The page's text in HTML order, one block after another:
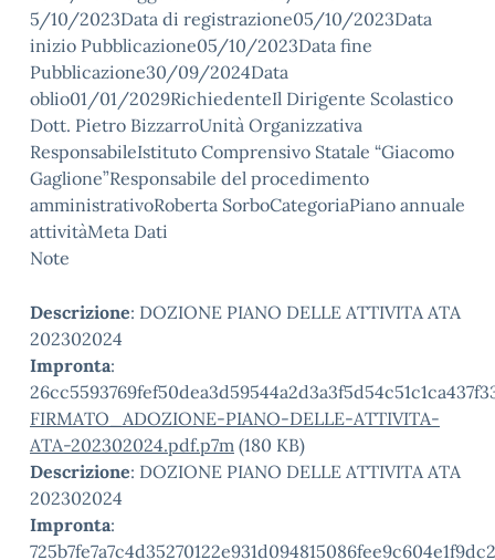
5/10/2023Data di registrazione05/10/2023Data
inizio Pubblicazione05/10/2023Data fine
Pubblicazione30/09/2024Data
oblio01/01/2029RichiedenteIl Dirigente Scolastico
Dott. Pietro BizzarroUnità Organizzativa
ResponsabileIstituto Comprensivo Statale “Giacomo
Gaglione”Responsabile del procedimento
amministrativoRoberta SorboCategoriaPiano annuale
attivitàMeta Dati
Note
Descrizione: DOZIONE PIANO DELLE ATTIVITA ATA
202302024
Impronta:
FIRMATO_ADOZIONE-PIANO-DELLE-ATTIVITA-
ATA-202302024.pdf.p7m (180 KB)
Descrizione: DOZIONE PIANO DELLE ATTIVITA ATA
202302024
Impronta: